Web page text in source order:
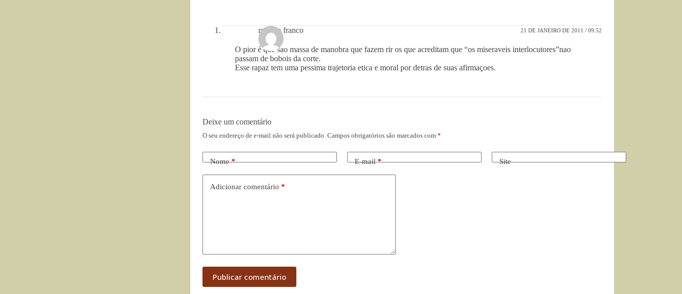
roberto franco 21 DE JANEIRO DE 2011 / 09:52
O pior é que sao massa de manobra que fazem rir os que acreditam que “os miseraveis interlocutores”nao
passam de bobois da corte.
Esse rapaz tem uma pessima trajetoria etica e moral por detras de suas afirmaçoes.
Deixe um comentário
O seu endereço de e-mail não será publicado. Campos obrigatórios são marcados com *
Nome* E-mail* Site
Adicionar comentário *
Publicar comentário